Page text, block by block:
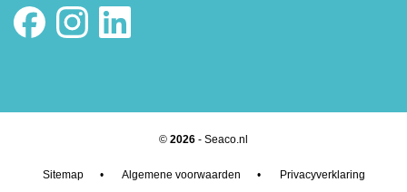
© 2026 - Seaco.nl
Sitemap• Algemene voorwaarden • Privacyverklaring